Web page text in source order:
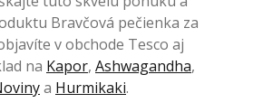
Bravčová pečienka za
v obchode Tesco aj
na Kapor, Ashwagandha,
a Hurmikaki.